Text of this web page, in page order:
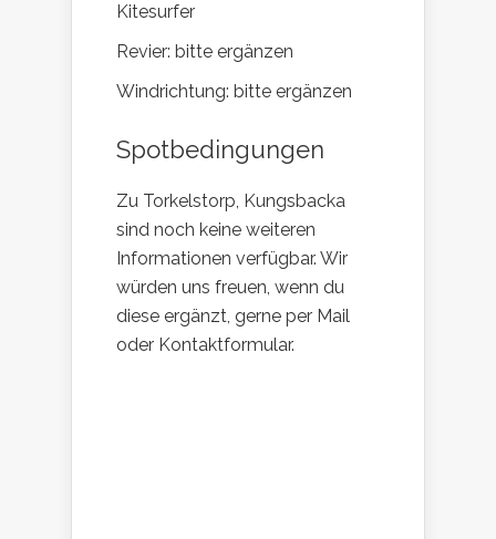
Kitesurfer
Revier: bitte ergänzen
Windrichtung: bitte ergänzen
Spotbedingungen
Zu Torkelstorp, Kungsbacka
sind noch keine weiteren
Informationen verfügbar. Wir
würden uns freuen, wenn du
diese ergänzt, gerne per Mail
oder Kontaktformular.